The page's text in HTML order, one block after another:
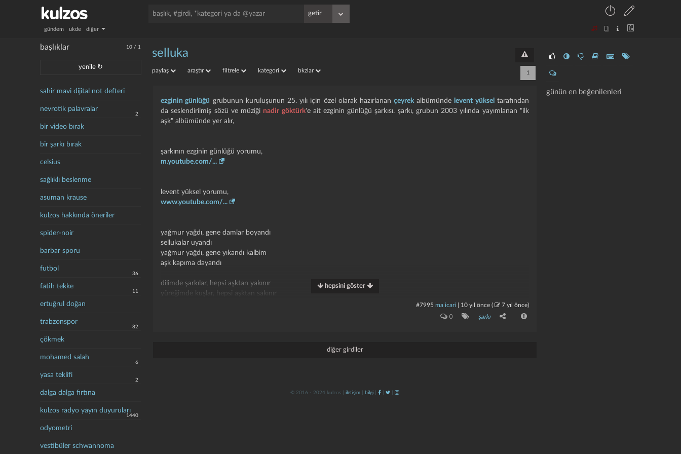
gündem ukde diğer
10 / 1
başlıklar
yenile ↻
sahir mavi dijital not defteri
nevrotik palavralar
2
bir video bırak
bir şarkı bırak
celsius
sağlıklı beslenme
asuman krause
kulzos hakkında öneriler
spider-noir
barbar sporu
futbol
36
fatih tekke
11
ertuğrul doğan
trabzonspor
82
çökmek
mohamed salah
6
yasa teklifi
2
dalga dalga fırtına
kulzos radyo yayın duyuruları
1440
odyometri
vestibüler schwannoma
günün en beğenilenleri
selluka
paylaş araştır filtrele kategori bkzlar 1
ezginin günlüğü grubunun kuruluşunun 25. yılı için özel olarak hazırlanançeyrekalbümünde levent yüksel tarafından
da seslendirilmiş sözü ve müziği nadir göktürk'e ait ezginin günlüğü şarkısı. şarkı, grubun 2003 yılında yayımlanan "ilk
aşk" albümünde yer alır,
şarkının ezginin günlüğü yorumu,
m.youtube.com/...
levent yüksel yorumu,
www.youtube.com/...
yağmur yağdı, gene damlar boyandı
sellukalar uyandı
yağmur yağdı, gene yıkandı kalbim
aşk kapıma dayandı
dilimde şarkılar, hepsi aşktan yakınır
yüreğimde kuşlar, hepsi aşktan sakınır
hepsini göster
#7995 ma icari 10 yıl önce ( 7 yıl önce)
0 şarkı
diğer girdiler
© 2016 - 2024 kulzos | iletişim bilgi